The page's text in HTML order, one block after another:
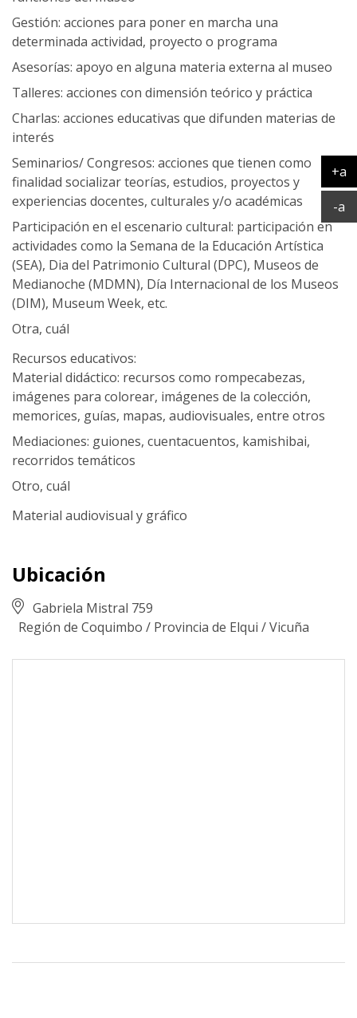
Gestión: acciones para poner en marcha una
determinada actividad, proyecto o programa
Asesorías: apoyo en alguna materia externa al museo
Talleres: acciones con dimensión teórico y práctica
Charlas: acciones educativas que difunden materias de
interés
Seminarios/ Congresos: acciones que tienen como
finalidad socializar teorías, estudios, proyectos y
experiencias docentes, culturales y/o académicas
Participación en el escenario cultural: participación en
actividades como la Semana de la Educación Artística
(SEA), Dia del Patrimonio Cultural (DPC), Museos de
Medianoche (MDMN), Día Internacional de los Museos
(DIM), Museum Week, etc.
Otra, cuál
Recursos educativos:
Material didáctico: recursos como rompecabezas,
imágenes para colorear, imágenes de la colección,
memorices, guías, mapas, audiovisuales, entre otros
Mediaciones: guiones, cuentacuentos, kamishibai,
recorridos temáticos
Otro, cuál
Material audiovisual y gráfico
Ubicación
Gabriela Mistral 759
Región de Coquimbo / Provincia de Elqui /Vicuña
+a
-a